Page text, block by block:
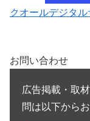
クオールデジタ
お問い合わせ
広告掲載・取
問は以下から